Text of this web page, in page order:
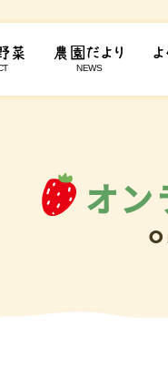
菜 農園だより
NEWS
オン